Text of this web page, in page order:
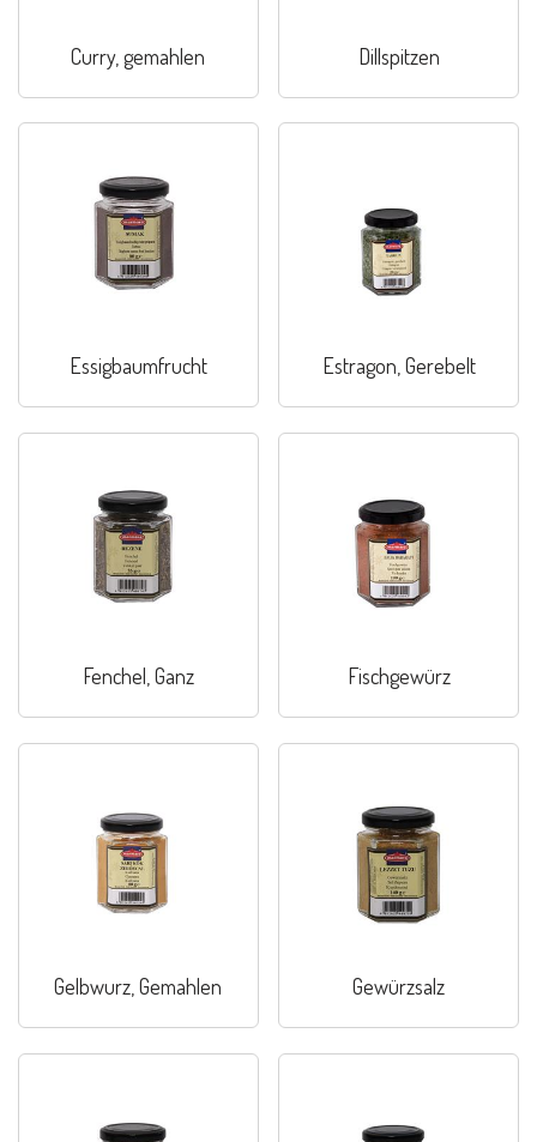
Curry, gemahlen Dillspitzen
Essigbaumfrucht Estragon, Gerebelt
Fenchel, Ganz Fischgewürz
Gelbwurz, Gemahlen Gewürzsalz